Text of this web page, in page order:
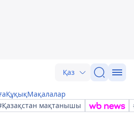
Қаз
ҚұқықМақалалар
мақтанышы